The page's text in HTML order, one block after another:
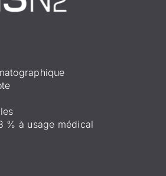
% à usage médical